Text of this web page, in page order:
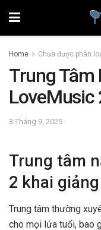
Home Chưa được phân
Trung Tâm
LoveMusic
3 Tháng 9, 2025
Trung tâm
2 khai
Trung tâm thường
cho mọi lứa tuổi, bao